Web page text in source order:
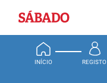
Sábado
INÍCIO REGISTO